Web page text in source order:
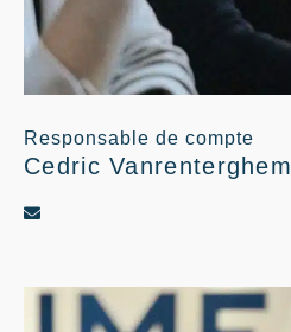
Responsable de compte
Cedric Vanrenterghem